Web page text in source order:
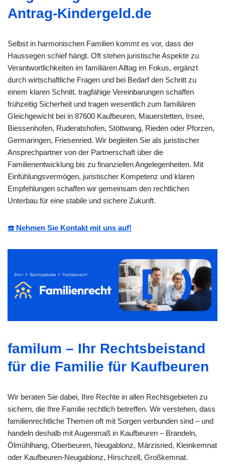
Antrag-Kindergeld.de
Selbst in harmonischen Familien kommt es vor, dass der
Haussegen schief hängt. Oft stehen juristische Aspekte zu
Verantwortlichkeiten im familiären Alltag im Fokus, ergänzt
durch wirtschaftliche Fragen und bei Bedarf den Schritt zu
einem klaren Schnitt. tragfähige Vereinbarungen schaffen
frühzeitig Sicherheit und tragen wesentlich zum familiären
Gleichgewicht bei in 87600 Kaufbeuren, Mauerstetten, Irsee,
Biessenhofen, Ruderatshofen, Stöttwang, Rieden oder Pforzen,
Germaringen, Friesenried. Wir begleiten Sie als juristischer
Ansprechpartner von der Partnerschaft über die
Familienentwicklung bis zu finanziellen Angelegenheiten. Mit
Einfühlungsvermögen, juristischer Kompetenz und klaren
Empfehlungen schaffen wir gemeinsam den rechtlichen
Unterbau für eine stabile und sichere Zukunft.
☎️ Nehmen Sie Kontakt mit uns auf!
familum – Ihr Rechtsbeistand
für die Familie für Kaufbeuren
Wir beraten Sie dabei, Ihre Rechte in allen Rechtsgebieten zu
sichern, die Ihre Familie rechtlich betreffen. Wir verstehen, dass
familienrechtliche Themen oft mit Sorgen verbunden sind – und
handeln deshalb mit Augenmaß in Kaufbeuren – Brandeln,
Ölmühlhang, Oberbeuren, Neugablonz, Märzisried, Kleinkemnat
oder Kaufbeuren-Neugablonz, Hirschzell, Großkemnat.